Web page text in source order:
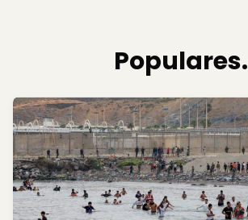
Populares.